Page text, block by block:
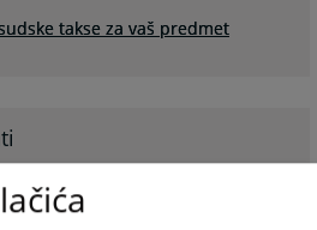
takse za vaš predmet
uplate